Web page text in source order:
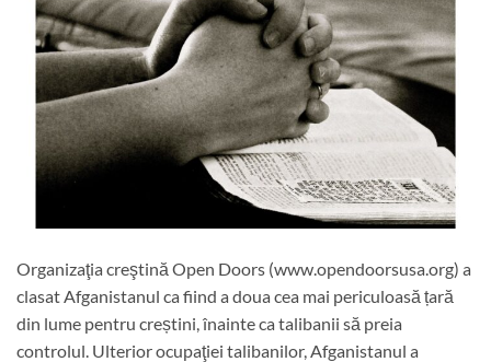
Organizaţia creştină Open Doors (www.opendoorsusa.org) a
clasat Afganistanul ca fiind a doua cea mai periculoasă țară
din lume pentru creștini, înainte ca talibanii să preia
controlul. Ulterior ocupaţiei talibanilor, Afganistanul a